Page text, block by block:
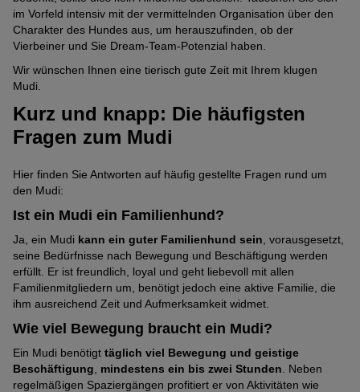
im Vorfeld intensiv mit der vermittelnden Organisation über den
Charakter des Hundes aus, um herauszufinden, ob der
Vierbeiner und Sie Dream-Team-Potenzial haben.
Wir wünschen Ihnen eine tierisch gute Zeit mit Ihrem klugen
Mudi.
Kurz und knapp: Die häufigsten
Fragen zum Mudi
Hier finden Sie Antworten auf häufig gestellte Fragen rund um
den Mudi:
Ist ein Mudi ein Familienhund?
Ja, ein Mudi kann ein guter Familienhund sein , vorausgesetzt,
seine Bedürfnisse nach Bewegung und Beschäftigung werden
erfüllt. Er ist freundlich, loyal und geht liebevoll mit allen
Familienmitgliedern um, benötigt jedoch eine aktive Familie, die
ihm ausreichend Zeit und Aufmerksamkeit widmet.
Wie viel Bewegung braucht ein Mudi?
Ein Mudi benötigt täglich viel Bewegung und geistige
Beschäftigung
mindestens ein bis zwei Stunden . Neben
regelmäßigen Spaziergängen profitiert er von Aktivitäten wie